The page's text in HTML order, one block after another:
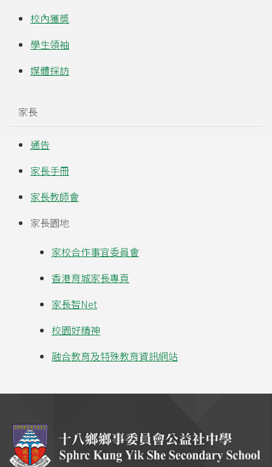
校內獲獎
學生領袖
媒體採訪
家長
通告
家長手冊
家長教師會
家長園地
家校合作事宜委員會
香港育城家長專頁
家長智Net
校園好精神
融合教育及特殊教育資訊網站